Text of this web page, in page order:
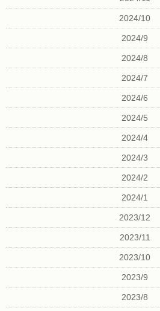
2024/10
2024/9
2024/8
2024/7
2024/6
2024/5
2024/4
2024/3
2024/2
2024/1
2023/12
2023/11
2023/10
2023/9
2023/8